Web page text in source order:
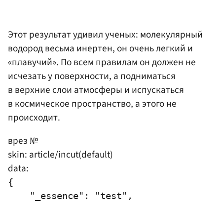
Этот результат удивил ученых: молекулярный
водород весьма инертен, он очень легкий и
«плавучий». По всем правилам он должен не
исчезать у поверхности, а подниматься
в верхние слои атмосферы и испускаться
в космическое пространство, а этого не
происходит.
врез №
skin: article/incut(default)
data:
{
    "_essence": "test",